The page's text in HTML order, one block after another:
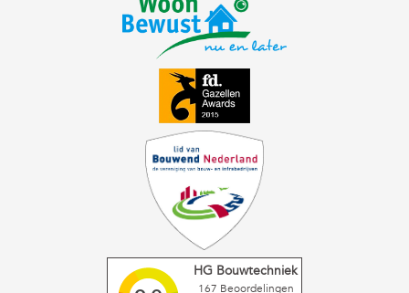
HG Bouwtechniek
167 Beoordelingen